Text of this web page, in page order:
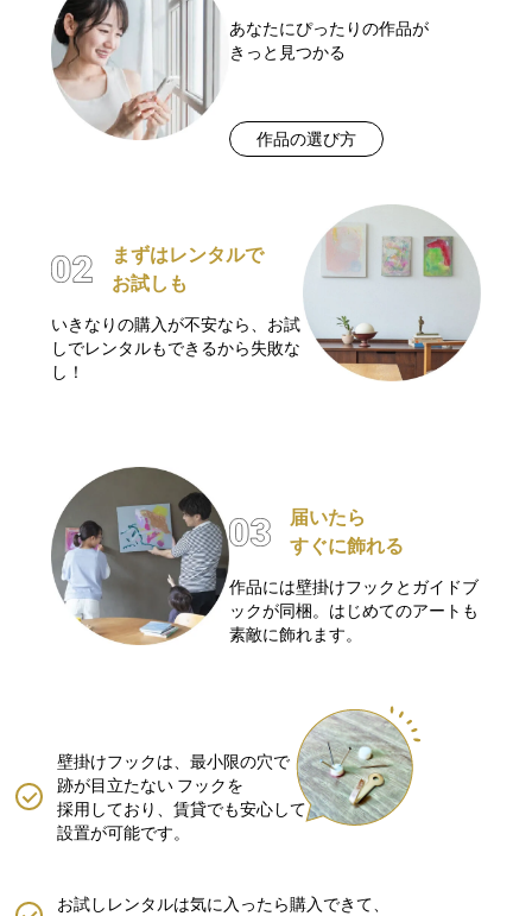
あなたにぴったりの作品が
きっと見つかる
作品の選び方
まずはレンタルで
お試しも
いきなりの購入が不安なら、お試
しでレンタルもできるから失敗な
し！
届いたら
すぐに飾れる
作品には壁掛けフックとガイドブ
ックが同梱。はじめてのアートも
素敵に飾れます。
壁掛けフックは、最小限の穴で
跡が目立たない フックを
採用しており、賃貸でも安心して
設置が可能です。
お試しレンタルは気に入ったら購入できて、